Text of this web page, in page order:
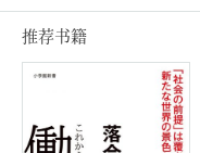
推荐书籍